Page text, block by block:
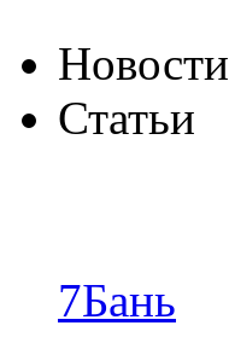
Новости
Статьи
7Бань